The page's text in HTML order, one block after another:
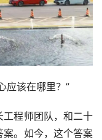
应该在哪里？”
工程师团队，和二十
案。如今，这个答案